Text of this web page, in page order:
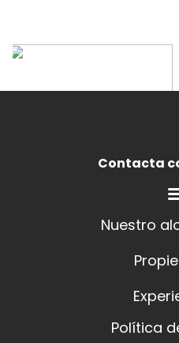
Contacta
Nuestro
Política